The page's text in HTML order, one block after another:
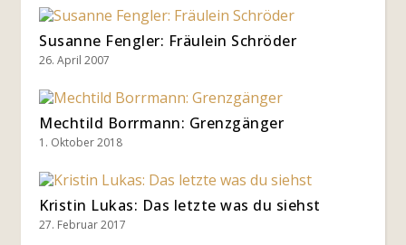
Susanne Fengler: Fräulein Schröder
26. April 2007
Mechtild Borrmann: Grenzgänger
1. Oktober 2018
Kristin Lukas: Das letzte was du siehst
27. Februar 2017